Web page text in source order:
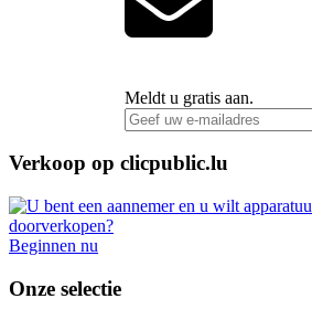
Meldt u gratis aan.
Verkoop op clicpublic.lu
Beginnen nu
Onze selectie